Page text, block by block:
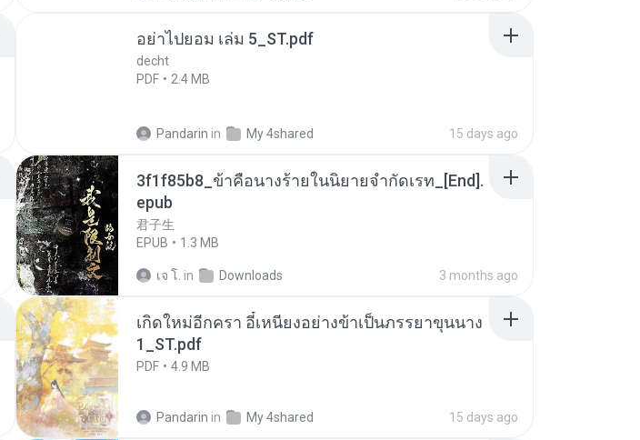
อย่าไปยอม เล่ม 5_ST.pdf
decht
PDF
2.4 MB
Pandarin in My 4shared 15 days ago
3f1f85b8_ข้าคือนางร้ายในนิยายจำกัดเรท_[End].
epub
君子生
EPUB
1.3 MB
เจ โ. in Downloads 3 months ago
เกิดใหม่อีกครา อี๋เหนียงอย่างข้าเป็นภรรยาขุนนาง
1_ST.pdf
PDF 4.9 MB
Pandarin in My 4shared 15 days ago